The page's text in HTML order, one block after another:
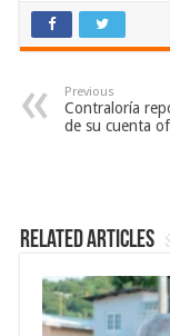
Previous
Contraloría
de su cuenta
Related Articles